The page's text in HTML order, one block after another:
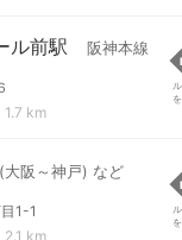
ル前駅 阪神本線
1.7 km
大阪～神戸) など
1-1
2.1 km